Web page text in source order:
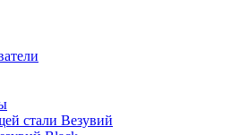
стали Везувий